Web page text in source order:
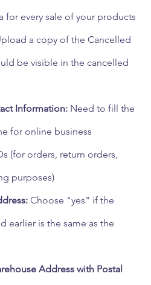
for every sale of your products
a copy of the Cancelled
be visible in the cancelled
Information: Need to fill the
for online business
(for orders, return orders,
purposes)
Choose "yes" if the
earlier is the same as the
Address with Postal